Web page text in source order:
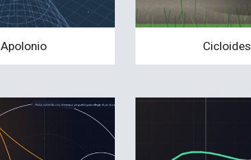
Apolonio Cicloides